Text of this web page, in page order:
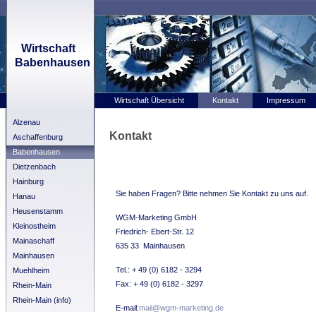
Wirtschaft
Babenhausen
Wirtschaft Übersicht Kontakt Impressum
Alzenau
Aschaffenburg
Babenhausen
Dietzenbach
Hainburg
Hanau
Heusenstamm
Kleinostheim
Mainaschaff
Mainhausen
Muehlheim
Rhein-Main
Rhein-Main (info)
Kontakt
Sie haben Fragen? Bitte nehmen Sie Kontakt zu uns auf.
WGM-Marketing GmbH
Friedrich- Ebert-Str. 12
635 33 Mainhausen
Tel.: + 49 (0) 6182 - 3294
Fax: + 49 (0) 6182 - 3297
E-mail:mail@wgm-marketing.de